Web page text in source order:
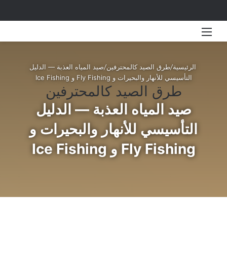
الرئيسية/طرق الصيد كالمحترفين/صيد المياه العذبة — الدليل
التأسيسي للأنهار والبحيرات و Fly Fishing و Ice Fishing
طرق الصيد كالمحترفين
صيد المياه العذبة — الدليل
التأسيسي للأنهار والبحيرات و
Fly Fishing و Ice Fishing